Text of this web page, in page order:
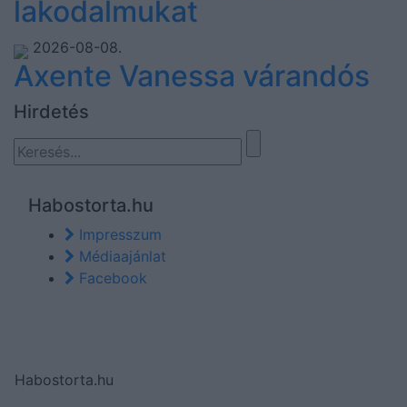
lakodalmukat
2026-08-08.
Axente Vanessa várandós
Hirdetés
Habostorta.hu
Impresszum
Médiaajánlat
Facebook
Habostorta.hu